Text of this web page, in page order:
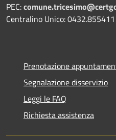
PEC:
Centralino Unico: 0432.855411
Prenotazione
Segnalazione disservizio
Leggi le FAQ
Richiesta assistenza